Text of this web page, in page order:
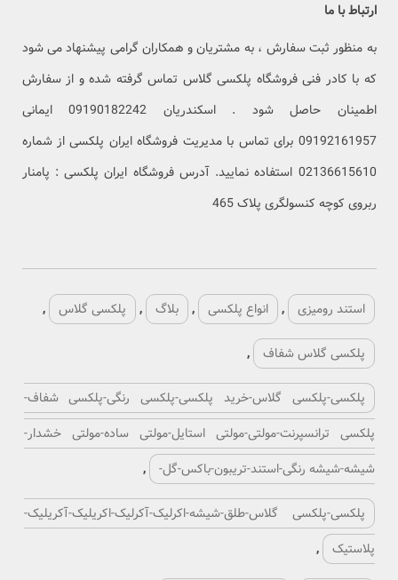
ارتباط با ما
به منظور ثبت سفارش ، به مشتریان و همکاران گرامی پیشنهاد می شود
که با کادر فنی فروشگاه پلکسی گلاس تماس گرفته شده و از سفارش
اطمینان حاصل شود . اسکندریان 09190182242 ایمانی
09192161957 برای تماس با مدیریت فروشگاه ایران پلکسی از شماره
02136615610 استفاده نمایید. آدرس فروشگاه ایران پلکسی : پامنار
ربروی کوچه کنسولگری پلاک 465
استند رومیزی , انواع پلکسی , بلاگ , پلکسی گلاس ,
پلکسی گلاس شفاف ,
پلکسی-پلکسی گلاس-خرید پلکسی-پلکسی رنگی-پلکسی شفاف-
پلکسی ترانسپرنت-مولتی-مولتی استایل-مولتی ساده-مولتی خشدار-
شیشه-شیشه رنگی-استند-تریبون-باکس-گل-
,
پلکسی-پلکسی گلاس-طلق-شیشه-اکرلیک-آکرلیک-اکریلیک-آکریلیک-
پلاستیک
,